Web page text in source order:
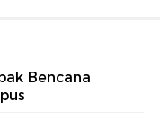
Bencana